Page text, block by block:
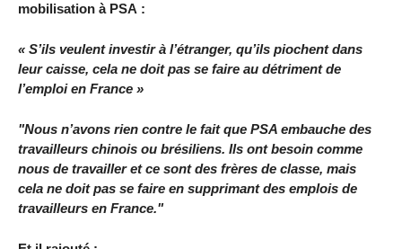
mobilisation à PSA :
« S’ils veulent investir à l’étranger, qu’ils piochent dans
leur caisse, cela ne doit pas se faire au détriment de
l’emploi en France »
"Nous n’avons rien contre le fait que PSA embauche des
travailleurs chinois ou brésiliens. Ils ont besoin comme
nous de travailler et ce sont des frères de classe, mais
cela ne doit pas se faire en supprimant des emplois de
travailleurs en France."